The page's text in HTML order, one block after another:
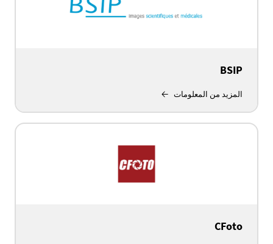
BSIP
المزيد من المعلومات
CFoto